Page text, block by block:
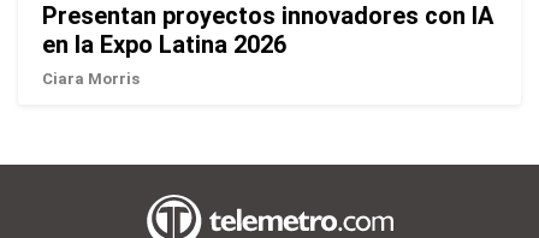
Presentan proyectos innovadores con IA
en la Expo Latina 2026
Ciara Morris